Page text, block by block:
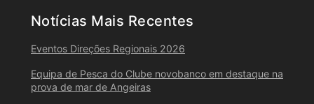
Notícias Mais Recentes
Eventos Direções Regionais 2026
Equipa de Pesca do Clube novobanco em destaque na
prova de mar de Angeiras